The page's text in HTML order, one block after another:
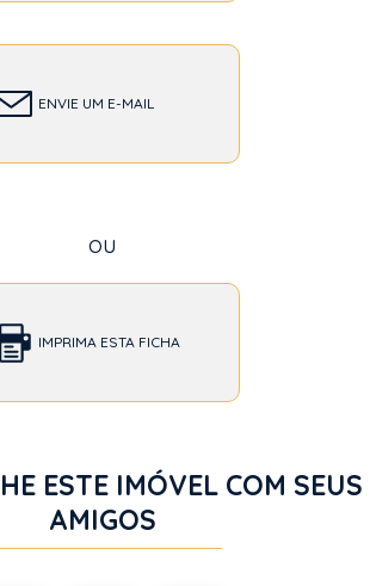
ENVIE UM E-MAIL
ou
IMPRIMA ESTA FICHA
ESTE IMÓVEL COM SEUS
AMIGOS